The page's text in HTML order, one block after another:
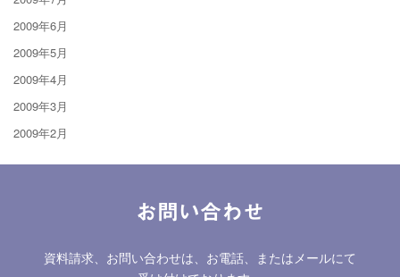
2009年6月
2009年5月
2009年4月
2009年3月
2009年2月
お問い合わせ
資料請求、お問い合わせは、お電話、またはメールにて